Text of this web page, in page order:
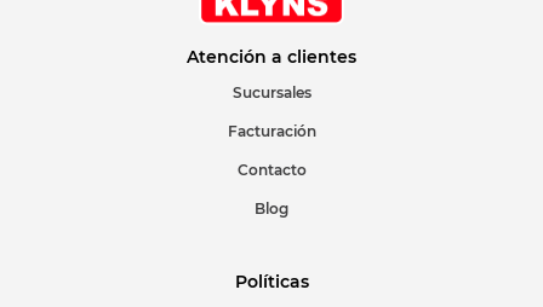
Correo electrónicoAtención a clientes
Sucursales
Facturación
Contacto
Blog
Políticas